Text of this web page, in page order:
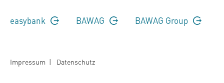
easybank BAWAG BAWAG Group
Impressum | Datenschutz